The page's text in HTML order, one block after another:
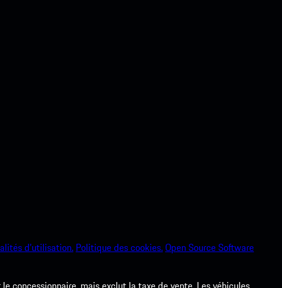
d’utilisation. Politique des cookies.Open Source Software